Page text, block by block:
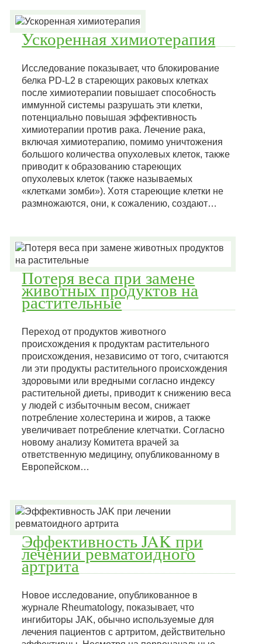
Ускоренная химиотерапия
Исследование показывает, что блокирование
белка PD-L2 в стареющих раковых клетках
после химиотерапии повышает способность
иммунной системы разрушать эти клетки,
потенциально повышая эффективность
химиотерапии против рака. Лечение рака,
включая химиотерапию, помимо уничтожения
большого количества опухолевых клеток, также
приводит к образованию стареющих
опухолевых клеток (также называемых
«клетками зомби»). Хотя стареющие клетки не
размножаются, они, к сожалению, создают…
Потеря веса при замене
животных продуктов на
растительные
Переход от продуктов животного
происхождения к продуктам растительного
происхождения, независимо от того, считаются
ли эти продукты растительного происхождения
здоровыми или вредными согласно индексу
растительной диеты, приводит к снижению веса
у людей с избыточным весом, снижает
потребление холестерина и жиров, а также
увеличивает потребление клетчатки. Согласно
новому анализу Комитета врачей за
ответственную медицину, опубликованному в
Европейском…
Эффективность JAK при
лечении ревматоидного
артрита
Новое исследование, опубликованное в
журнале Rheumatology, показывает, что
ингибиторы JAK, обычно используемые для
лечения пациентов с артритом, действительно